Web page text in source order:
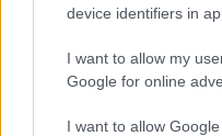
device identifiers in
I want to allow my
Google for online
I want to allow
mais la disponibilité de
excellente opportunité
scientifique
algorithmes de l'outil,